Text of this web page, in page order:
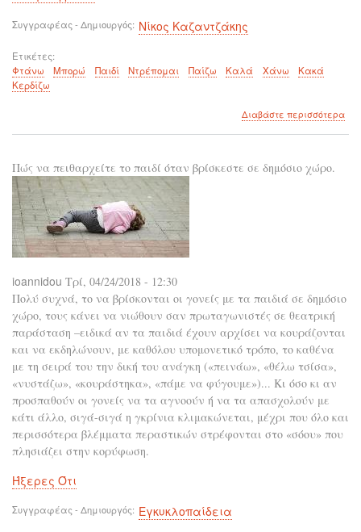
Συγγραφέας - Δημιουργός Νίκος Καζαντζάκης
Ετικέτες
Φτάνω
Μπορώ Παιδί Ντρέπομαι Παίζω Καλά Χάνω
Κακά
Κερδίζω
Διαβάστε περισσότεραγια
Πώς να πειθαρχείτε το παιδί όταν βρίσκεστε σε δημόσιο χώρο.
ioannidou Τρί, 04/24/2018 - 12:30
Πολύ συχνά, το να βρίσκονται οι γονείς με τα παιδιά σε δημόσιο
χώρο, τους κάνει να νιώθουν σαν πρωταγωνιστές σε θεατρική
παράσταση –ειδικά αν τα παιδιά έχουν αρχίσει να κουράζονται
και να εκδηλώνουν, με καθόλου υπομονετικό τρόπο, το καθένα
με τη σειρά του την δική του ανάγκη («πεινάω», «θέλω τσίσα»,
«νυστάζω», «κουράστηκα», «πάμε να φύγουμε»)... Κι όσο κι αν
προσπαθούν οι γονείς να τα αγνοούν ή να τα απασχολούν με
κάτι άλλο, σιγά-σιγά η γκρίνια κλιμακώνεται, μέχρι που όλο και
περισσότερα βλέμματα περαστικών στρέφονται στο «σόου» που
πλησιάζει στην κορύφωση.
Ήξερες Ότι
Συγγραφέας - Δημιουργός Εγκυκλοπαίδεια